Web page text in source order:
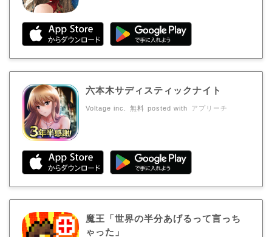
六本木サディスティックナイト
Voltage inc. 無料 posted with アプリーチ
魔王「世界の半分あげるって言っち
ゃった」